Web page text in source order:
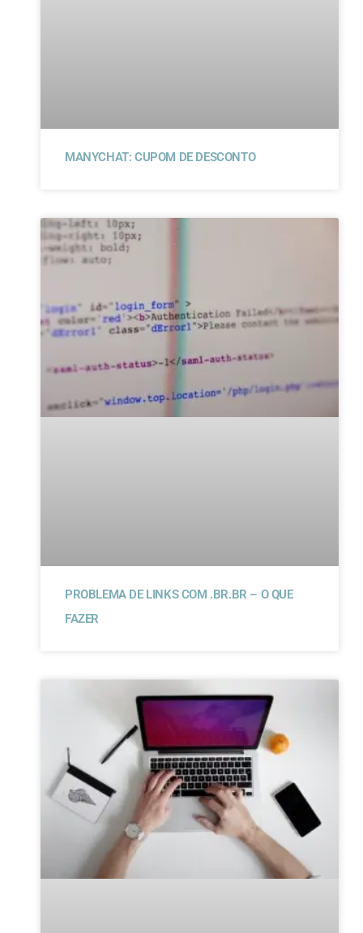
MANYCHAT: CUPOM DE DESCONTO
PROBLEMA DE LINKS COM .BR.BR – O QUE
FAZER